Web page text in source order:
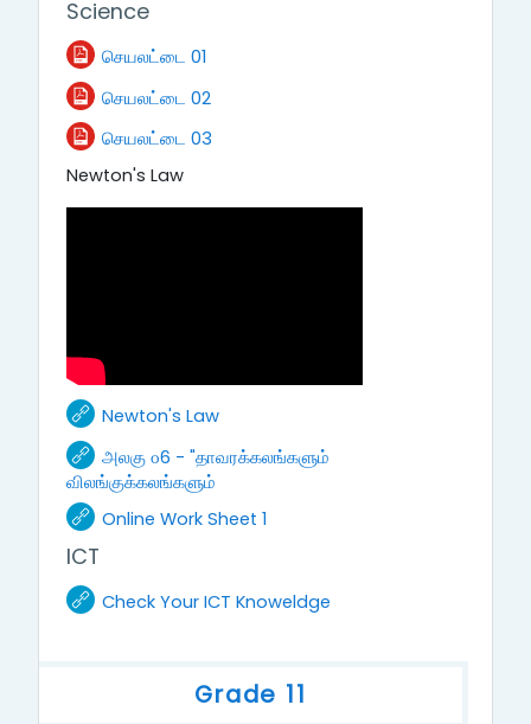
Science
செயலட்டை 01File
செயலட்டை 02File
செயலட்டை 03File
Newton's Law
Newton's LawURL
அலகு ௦6 - "தாவரக்கலங்களும்
விலங்குக்கலங்களும்URL
Online Work Sheet 1URL
ICT
Check Your ICT KnoweldgeURL
Grade 11